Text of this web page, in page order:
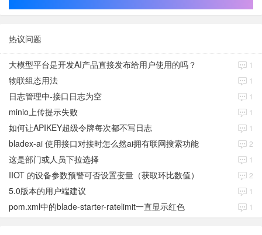
热议问题
大模型平台是开发AI产品直接发布给用户使用的吗？ 1
物联组态用法 1
日志管理中-接口日志为空 1
minio上传提示失败 1
如何让APIKEY超级令牌每次都不写日志 1
bladex-ai 使用接口对接时怎么然ai拥有联网搜索功能 2
这是部门或人员下拉选择 1
IIOT 的设备参数预警可否设置变量（获取环比数值） 2
5.0版本的用户端建议 1
pom.xml中的blade-starter-ratelimit一直显示红色 1